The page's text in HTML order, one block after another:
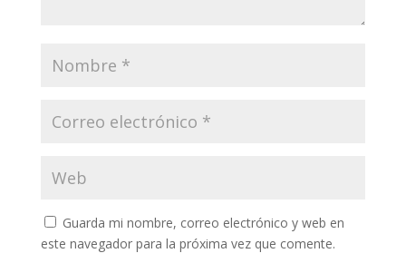
Guarda mi nombre, correo electrónico y web en
este navegador para la próxima vez que comente.